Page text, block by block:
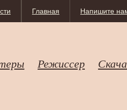
Напишите
Главная
Режиссер